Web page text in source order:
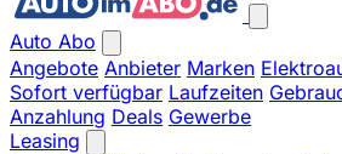
Auto Abo
Angebote Anbieter Marken
Sofort verfügbar Laufzeiten
Anzahlung Deals Gewerbe
Leasing